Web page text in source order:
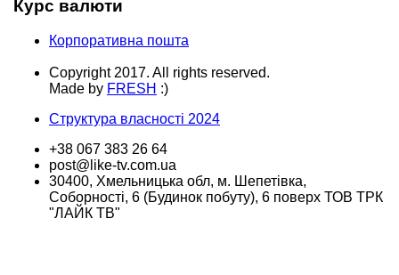
Курс валюти
Корпоративна пошта
Copyright 2017. All rights reserved.
Made by FRESH :)
Структура власності 2024
+38 067 383 26 64
post@like-tv.com.ua
30400, Хмельницька обл, м. Шепетівка,
Соборності, 6 (Будинок побуту), 6 поверх ТОВ ТРК
"ЛАЙК ТВ"